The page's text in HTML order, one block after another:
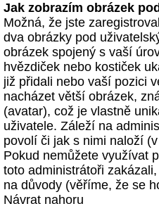
Jak zobrazím obrázek
Možná, že jste
dva obrázky pod
obrázek spojený s vaší
hvězdiček nebo kostiček
již přidali nebo vaší pozici
nacházet větší obrázek,
(avatar), což je vlastně
uživatele. Záleží na
povolí či jak s nimi naloží
Pokud nemůžete využívat
toto administrátoři
na důvody (věříme, že se
Návrat nahoru